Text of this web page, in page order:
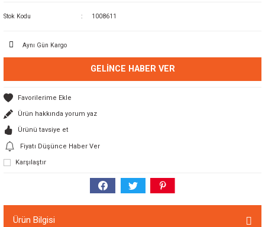
Stok Kodu 1008611
Aynı Gün Kargo
GELINCE HABER VER
Ürün hakkında yorum yaz
Ürünü tavsiye et
Fiyatı Düşünce Haber Ver
Karşılaştır
Ürün Bilgisi